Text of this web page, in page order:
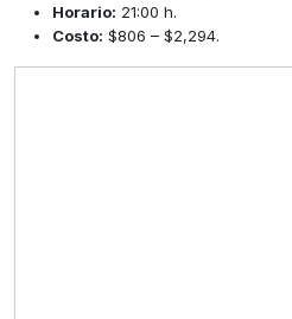
Horario: 21:00 h.
Costo: $806 – $2,294.